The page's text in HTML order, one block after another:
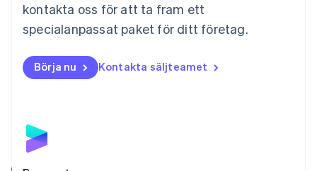
kontakta oss för att ta fram ett
specialanpassat paket för ditt företag.
Börja nu Kontakta säljteamet
Nederländerna
NederlandsEnglish
English
Nya Zeeland
Portugal
Português